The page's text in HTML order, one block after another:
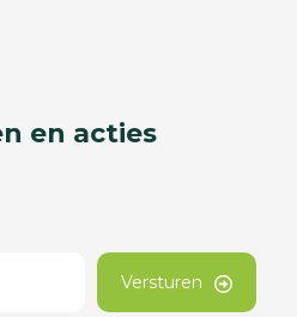
en acties
Versturen